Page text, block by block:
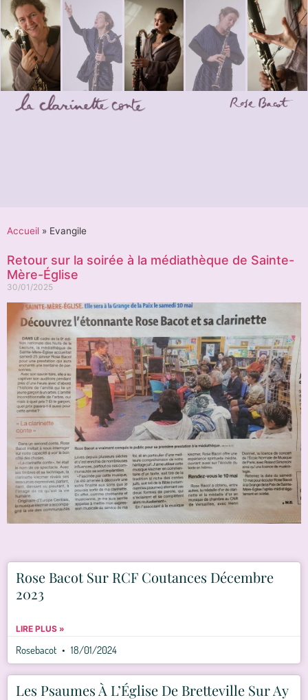
Accueil » Evangile
Retour sur la soirée à la médiathèque de Sainte-
Mère-Église
30/01/2025
Rose Bacot Sur RCF Coutances Décembre
2023
LIRE PLUS »
Rosebacot 18/01/2024
Les Psaumes À L’Église De Bretteville Sur Ay